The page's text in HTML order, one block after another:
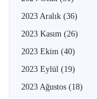
2023 Aralık (36)
2023 Kasım (26)
2023 Ekim (40)
2023 Eylül (19)
2023 Ağustos (18)